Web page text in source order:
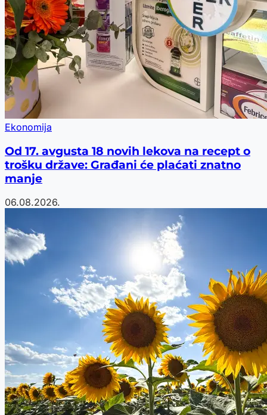
Ekonomija
Od 17. avgusta 18 novih lekova na recept o
trošku države: Građani će plaćati znatno
manje
06.08.2026.